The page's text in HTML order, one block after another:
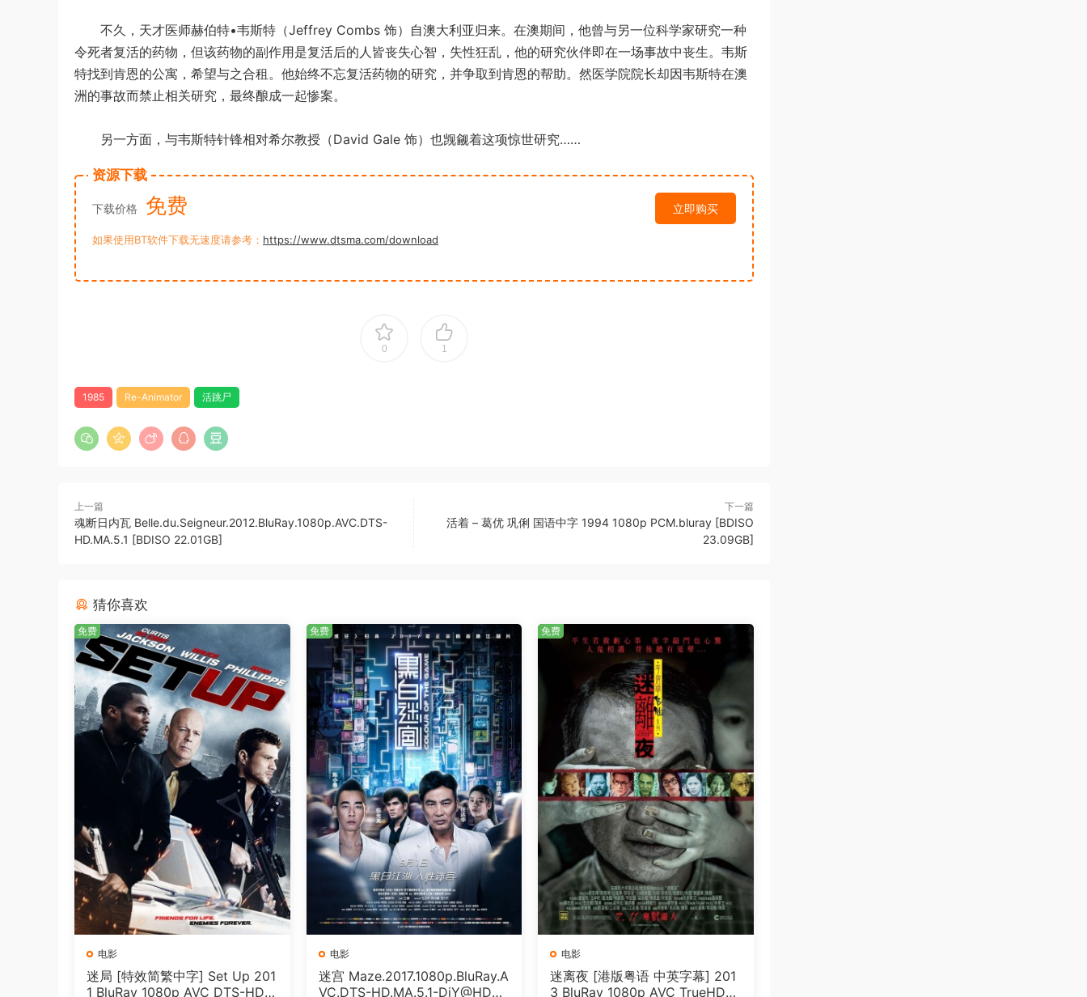
不久，天才医师赫伯特•韦斯特（Jeffrey Combs 饰）自澳大利亚归来。在澳期间，他曾与另一位科学家研究一种
令死者复活的药物，但该药物的副作用是复活后的人皆丧失心智，失性狂乱，他的研究伙伴即在一场事故中丧生。韦斯
特找到肯恩的公寓，希望与之合租。他始终不忘复活药物的研究，并争取到肯恩的帮助。然医学院院长却因韦斯特在澳
洲的事故而禁止相关研究，最终酿成一起惨案。
另一方面，与韦斯特针锋相对希尔教授（David Gale 饰）也觊觎着这项惊世研究……
资源下载
下载价格 免费 立即购买
如果使用BT软件下载无速度请参考： https://www.dtsma.com/download
0 1
1985 Re-Animator 活跳尸
上一篇
魂断日内瓦 Belle.du.Seigneur.2012.BluRay.1080p.AVC.DTS-
HD.MA.5.1 [BDISO 22.01GB]
下一篇
活着 – 葛优 巩俐 国语中字 1994 1080p PCM.bluray [BDISO
23.09GB]
猜你喜欢
电影
迷局 [特效简繁中字] Set Up 201
1 BluRay 1080p AVC DTS-HD
免费
电影
迷宫 Maze.2017.1080p.BluRay.A
VC.DTS-HD.MA.5.1-DiY@HDHo
免费
电影
迷离夜 [港版粤语 中英字幕] 201
3 BluRay 1080p AVC TrueHD5.
免费